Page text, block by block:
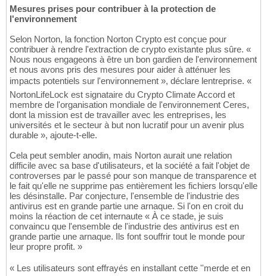
Mesures prises pour contribuer à la protection de
l'environnement
Selon Norton, la fonction Norton Crypto est conçue pour
contribuer à rendre l'extraction de crypto existante plus sûre. «
Nous nous engageons à être un bon gardien de l'environnement
et nous avons pris des mesures pour aider à atténuer les
impacts potentiels sur l'environnement », déclare lentreprise. «
NortonLifeLock est signataire du Crypto Climate Accord et
membre de l'organisation mondiale de l'environnement Ceres,
dont la mission est de travailler avec les entreprises, les
universités et le secteur à but non lucratif pour un avenir plus
durable », ajoute-t-elle.
Cela peut sembler anodin, mais Norton aurait une relation
difficile avec sa base d'utilisateurs, et la société a fait l'objet de
controverses par le passé pour son manque de transparence et
le fait qu'elle ne supprime pas entièrement les fichiers lorsqu'elle
les désinstalle. Par conjecture, l'ensemble de l'industrie des
antivirus est en grande partie une arnaque. Si l'on en croit du
moins la réaction de cet internaute « À ce stade, je suis
convaincu que l'ensemble de l'industrie des antivirus est en
grande partie une arnaque. Ils font souffrir tout le monde pour
leur propre profit. »
« Les utilisateurs sont effrayés en installant cette ''merde et en